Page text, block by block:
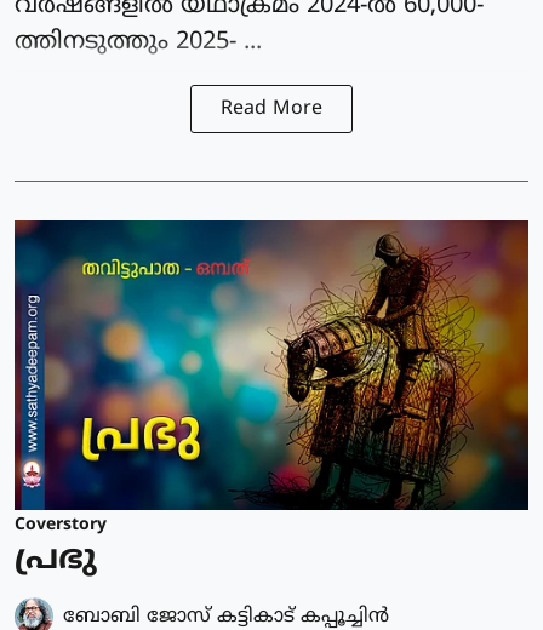
വർഷങ്ങളിൽ യഥാക്രമം 2024-ൽ 60,000-
ത്തിനടുത്തും 2025- ...
Read More
Coverstory
പ്രഭു
ബോബി ജോസ് കട്ടികാട് കപ്പൂച്ചിൻ